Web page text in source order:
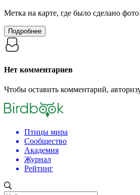
Метка на карте, где было сделано фото
Подробнее
Нет комментариев
Чтобы оставить комментарий,
Птицы мира
Сообщество
Академия
Журнал
Рейтинг